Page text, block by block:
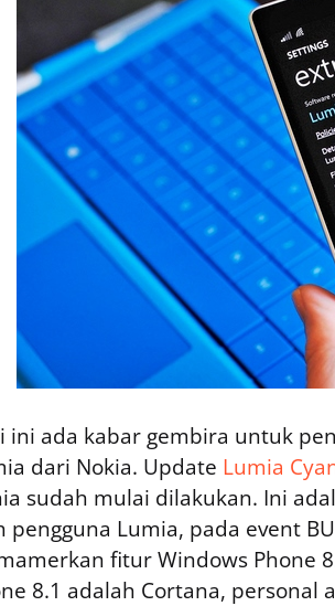
ini ada kabar gembira untuk
dari Nokia. Update Lumia
sudah mulai dilakukan. Ini
pengguna Lumia, pada event
fitur Windows Phone
8.1 adalah Cortana, personal